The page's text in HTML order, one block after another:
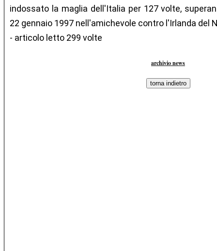
indossato la maglia dell'Italia per 127 volte,
22 gennaio 1997 nell'amichevole contro l'Irlanda del
- articolo letto 299 volte
archivio news